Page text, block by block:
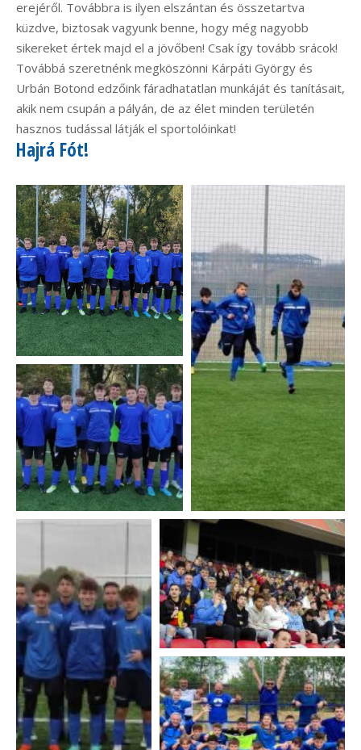
erejéről. Továbbra is ilyen elszántan és összetartva
küzdve, biztosak vagyunk benne, hogy még nagyobb
sikereket értek majd el a jövőben! Csak így tovább srácok!
Továbbá szeretnénk megköszönni Kárpáti György és
Urbán Botond edzőink fáradhatatlan munkáját és tanításait,
akik nem csupán a pályán, de az élet minden területén
hasznos tudással látják el sportolóinkat!
Hajrá Fót!